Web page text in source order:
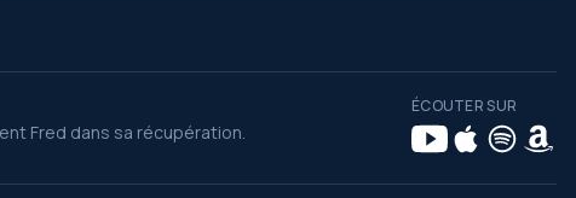
Fred dans sa récupération.
ÉCOUTER SUR